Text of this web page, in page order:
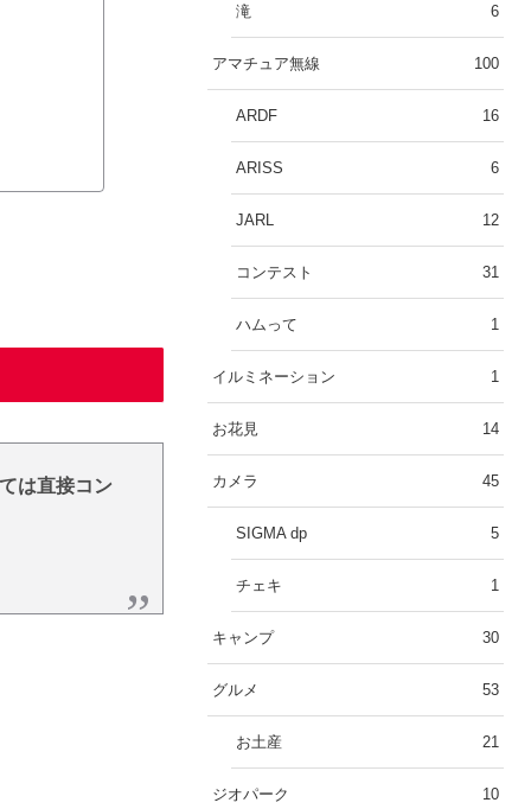
は直接コン
滝 6
アマチュア無線 100
ARDF 16
ARISS 6
JARL 12
コンテスト 31
ハムって 1
イルミネーション 1
お花見 14
カメラ 45
SIGMA dp 5
チェキ 1
キャンプ 30
グルメ 53
お土産 21
ジオパーク 10